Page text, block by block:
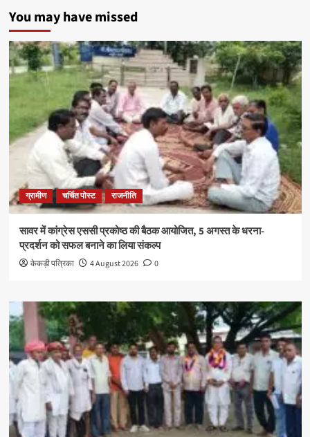
You may have missed
ग्रामीण चर्चित पोस्ट राजनीति
सावर में कांग्रेस एससी प्रकोष्ठ की बैठक आयोजित, 5 अगस्त के धरना-
प्रदर्शन को सफल बनाने का लिया संकल्प
केकड़ी पत्रिका 4 August 2026 0